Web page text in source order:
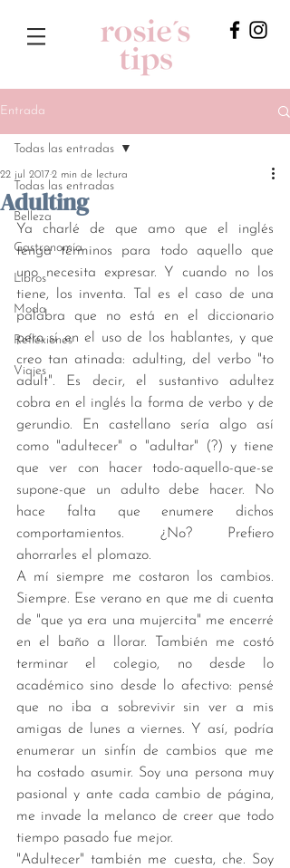
Entrada
Todas las entradas
Belleza
Gastronomía
Libros
Moda
Reflexiones
Viajes
Todas las entradas
Adulting
22 jul 2017 2 min de lectura
Ya charlé de que amo que el inglés
tenga términos para todo aquello que
uno necesita expresar. Y cuando no los
tiene, los inventa. Tal es el caso de una
palabra que no está en el diccionario
pero sí en el uso de los hablantes, y que
creo tan atinada: adulting, del verbo "to
adult". Es decir, el sustantivo adultez
cobra en el inglés la forma de verbo y de
gerundio. En castellano sería algo así
como "adultecer" o "adultar" (?) y tiene
que ver con hacer todo-aquello-que-se
supone-que un adulto debe hacer. No
hace falta que enumere dichos
comportamientos. ¿No? Prefiero
ahorrarles el plomazo.
A mí siempre me costaron los cambios.
Siempre. Ese verano en que me di cuenta
de "que ya era una mujercita" me encerré
en el baño a llorar. También me costó
terminar el colegio, no desde lo
académico sino desde lo afectivo: pensé
que no iba a sobrevivir sin ver a mis
amigas de lunes a viernes. Y así, podría
enumerar un sinfín de cambios que me
ha costado asumir. Soy una persona muy
pasional y ante cada cambio de página,
me invade la melanco de creer que todo
tiempo pasado fue mejor.
"Adultecer" también me cuesta, che. Soy